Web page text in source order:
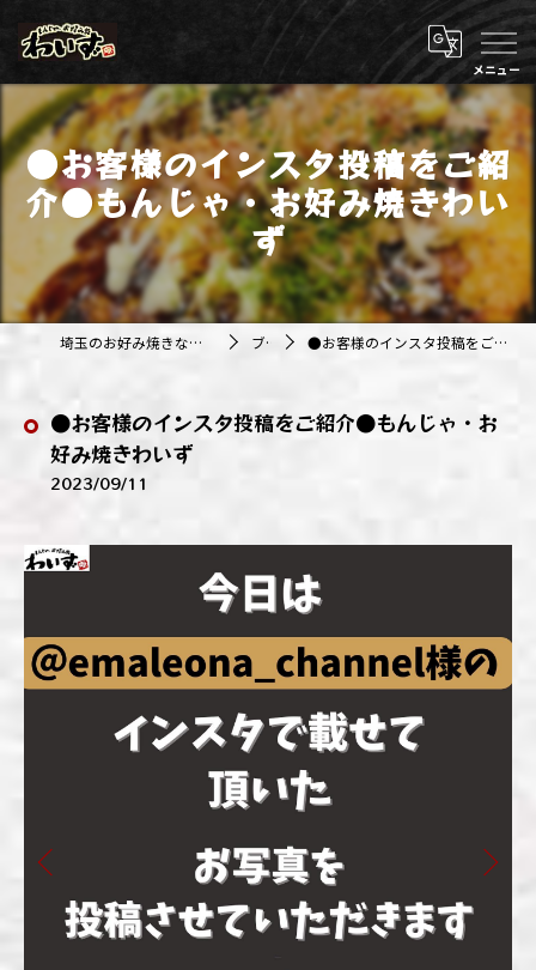
●お客様のインスタ投稿をご紹
介●もんじゃ・お好み焼きわい
ず
埼玉のお好み焼きなら株式会社アジルカンパニー ブログ ●お客様のインスタ投稿をご紹介●もんじゃ・お好み焼きわいず
●お客様のインスタ投稿をご紹介●もんじゃ・お
好み焼きわいず
2023/09/11